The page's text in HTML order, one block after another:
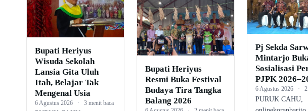
Bupati Heriyus
Wisuda Sekolah
Lansia Gita Uluh
Itah, Belajar Tak
Mengenal Usia
6 Agustus 2026 · 3 menit baca
Bupati Heriyus
Resmi Buka Festival
Budaya Tira Tangka
Balang 2026
Pj Sekda
Mintarjo
Sosialisasi
PJPK
6 Agustus 2026 ·
PURUK CAHU,